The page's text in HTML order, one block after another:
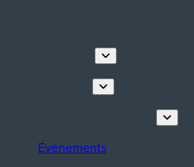
Événements